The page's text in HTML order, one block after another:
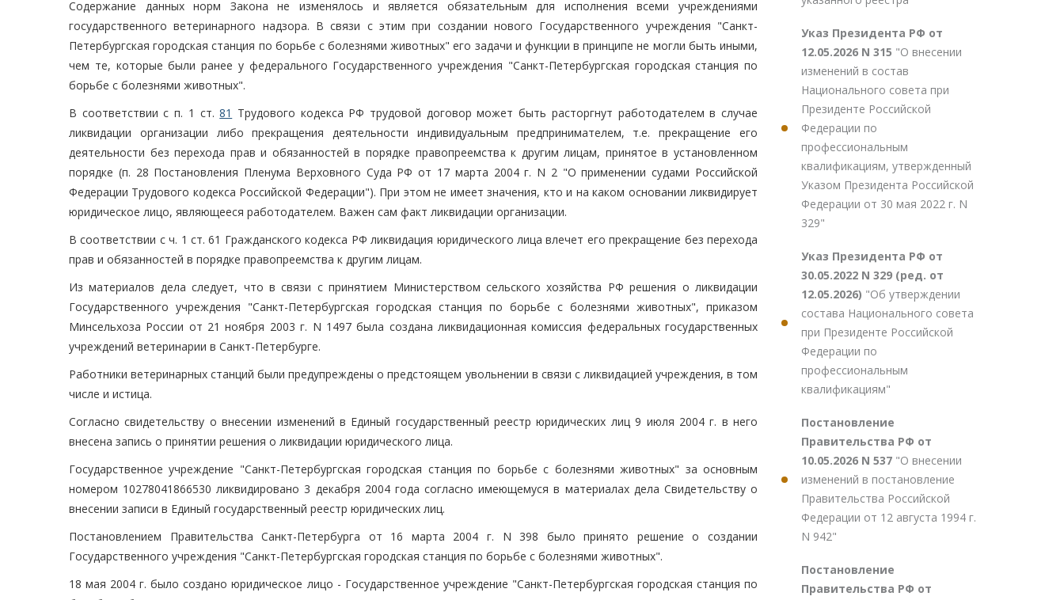
Содержание данных норм Закона не изменялось и является обязательным для исполнения всеми учреждениями
государственного ветеринарного надзора. В связи с этим при создании нового Государственного учреждения "Санкт-
Петербургская городская станция по борьбе с болезнями животных" его задачи и функции в принципе не могли быть иными,
чем те, которые были ранее у федерального Государственного учреждения "Санкт-Петербургская городская станция по
борьбе с болезнями животных".
В соответствии с п. 1 ст.81 Трудового кодекса РФ трудовой договор может быть расторгнут работодателем в случае
ликвидации организации либо прекращения деятельности индивидуальным предпринимателем, т.е. прекращение его
деятельности без перехода прав и обязанностей в порядке правопреемства к другим лицам, принятое в установленном
порядке (п. 28 Постановления Пленума Верховного Суда РФ от 17 марта 2004 г. N 2 "О применении судами Российской
Федерации Трудового кодекса Российской Федерации"). При этом не имеет значения, кто и на каком основании ликвидирует
юридическое лицо, являющееся работодателем. Важен сам факт ликвидации организации.
В соответствии с ч. 1 ст. 61 Гражданского кодекса РФ ликвидация юридического лица влечет его прекращение без перехода
прав и обязанностей в порядке правопреемства к другим лицам.
Из материалов дела следует, что в связи с принятием Министерством сельского хозяйства РФ решения о ликвидации
Государственного учреждения "Санкт-Петербургская городская станция по борьбе с болезнями животных", приказом
Минсельхоза России от 21 ноября 2003 г. N 1497 была создана ликвидационная комиссия федеральных государственных
учреждений ветеринарии в Санкт-Петербурге.
Работники ветеринарных станций были предупреждены о предстоящем увольнении в связи с ликвидацией учреждения, в том
числе и истица.
Согласно свидетельству о внесении изменений в Единый государственный реестр юридических лиц 9 июля 2004 г. в него
внесена запись о принятии решения о ликвидации юридического лица.
Государственное учреждение "Санкт-Петербургская городская станция по борьбе с болезнями животных" за основным
номером 10278041866530 ликвидировано 3 декабря 2004 года согласно имеющемуся в материалах дела Свидетельству о
внесении записи в Единый государственный реестр юридических лиц.
Постановлением Правительства Санкт-Петербурга от 16 марта 2004 г. N 398 было принято решение о создании
Государственного учреждения "Санкт-Петербургская городская станция по борьбе с болезнями животных".
18 мая 2004 г. было создано юридическое лицо - Государственное учреждение "Санкт-Петербургская городская станция по
Указ Президента РФ от
12.05.2026 N 315 "О внесении
изменений в состав
Национального совета при
Президенте Российской
Федерации по
профессиональным
квалификациям, утвержденный
Указом Президента Российской
Федерации от 30 мая 2022 г. N
329"
Указ Президента РФ от
30.05.2022 N 329 (ред. от
12.05.2026) "Об утверждении
состава Национального совета
при Президенте Российской
Федерации по
профессиональным
квалификациям"
Постановление
Правительства РФ от
10.05.2026 N 537 "О внесении
изменений в постановление
Правительства Российской
Федерации от 12 августа 1994 г.
N 942"
Постановление
Правительства РФ от